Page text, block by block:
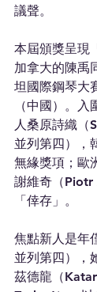
議聲。
本屆頒獎呈現
加拿大的陳禹
坦國際鋼琴大
（中國）。
人桑原詩織（
並列第四），
無緣獎項；歐
謝維奇（Piotr
「倖存」。
焦點新人是年
並列第四），
茲德龍（